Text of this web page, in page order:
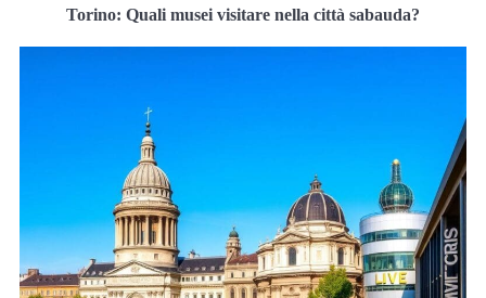
Torino: Quali musei visitare nella città sabauda?